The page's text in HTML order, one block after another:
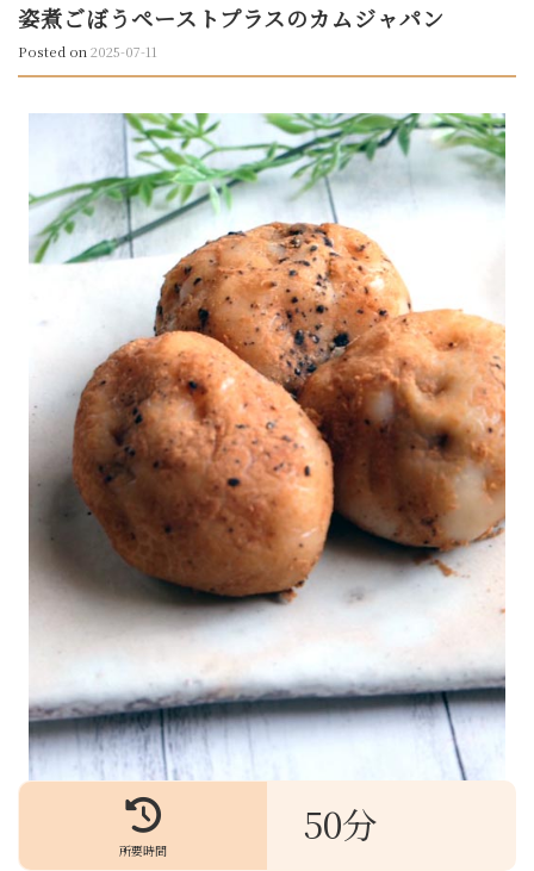
姿煮ごぼうペーストプラスのカムジャパン
Posted on2025-07-11
所要時間
50分